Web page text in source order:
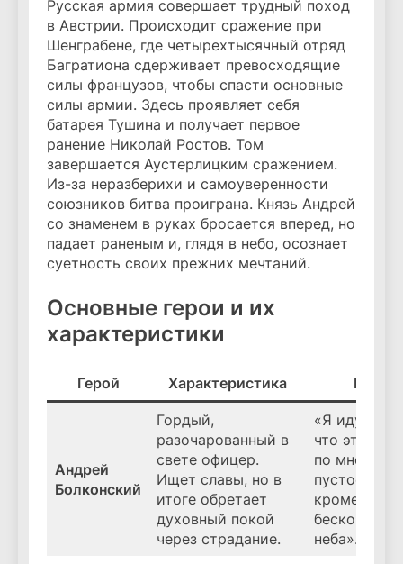
Русская армия совершает трудный поход
в Австрии. Происходит сражение при
Шенграбене, где четырехтысячный отряд
Багратиона сдерживает превосходящие
силы французов, чтобы спасти основные
силы армии. Здесь проявляет себя
батарея Тушина и получает первое
ранение Николай Ростов. Том
завершается Аустерлицким сражением.
Из-за неразберихи и самоуверенности
союзников битва проиграна. Князь Андрей
со знаменем в руках бросается вперед, но
падает раненым и, глядя в небо, осознает
суетность своих прежних мечтаний.
Основные герои и их
характеристики
Герой Характеристика
Андрей
Болконский
Гордый,
разочарованный в
свете офицер.
Ищет славы, но в
итоге обретает
духовный покой
через страдание.
«Я иду
что эта
по мне!»,
пустое, всё
кроме этого
неба».